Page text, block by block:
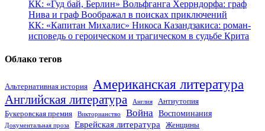
КК: «Гуд бай, Берлин» Вольфганга Херрндорфа: граф
Нива и граф Воображал в поисках приключений
КК: «Капитан Михалис» Никоса Казандзакиса: роман-
исповедь о героическом и трагическом в судьбе Крита
Облако тегов
Альтернативная история Американская литература
Английская литература Англия
Антиутопия
Букеровская премия
Викторианство Война Воспоминания
Документальная проза Еврейская литература
Женщины